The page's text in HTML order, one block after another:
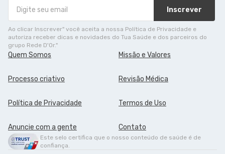
Inscrever
Ao clicar Inscrever" você aceita a nossa Política de Privacidade e
autoriza receber dicas e novidades do Tua Saúde e dos parceiros do
grupo Rede D'Or."
Quem Somos Missão e Valores
Processo criativo Revisão Médica
Política de Privacidade Termos de Uso
Anuncie com a gente Contato
Este selo certifica que o nosso conteúdo de saúde é de
confiança.